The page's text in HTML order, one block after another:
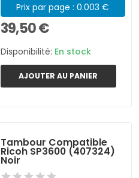
Prix par page : 0.003 €
39,50 €
Disponibilité: En stock
AJOUTER AU PANIER
Tambour Compatible
Ricoh SP3600 (407324)
Noir